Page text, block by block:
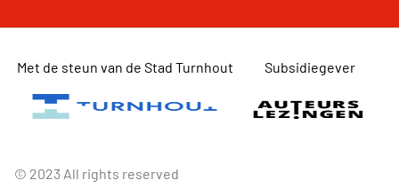
Met de steun van de Stad Turnhout Subsidiegever
© 2023 All rights reserved